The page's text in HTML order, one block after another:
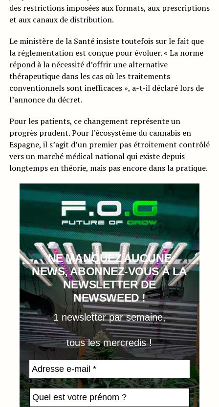
des restrictions imposées aux formats, aux prescriptions
et aux canaux de distribution.
Le ministère de la Santé insiste toutefois sur le fait que
la réglementation est conçue pour évoluer. « La norme
répond à la nécessité d’offrir une alternative
thérapeutique dans les cas où les traitements
conventionnels sont inefficaces », a-t-il déclaré lors de
l’annonce du décret.
Pour les patients, ce changement représente un
progrès prudent. Pour l’écosystème du cannabis en
Espagne, il s’agit d’un premier pas étroitement contrôlé
vers un marché médical national qui existe depuis
longtemps en théorie, mais pas encore dans la pratique.
NE MANQUEZ AUCUNE
NEWS, ABONNEZ-VOUS À LA
NEWSLETTER DE
NEWSWEED !
1 newsletter par semaine,
tous les mercredis !